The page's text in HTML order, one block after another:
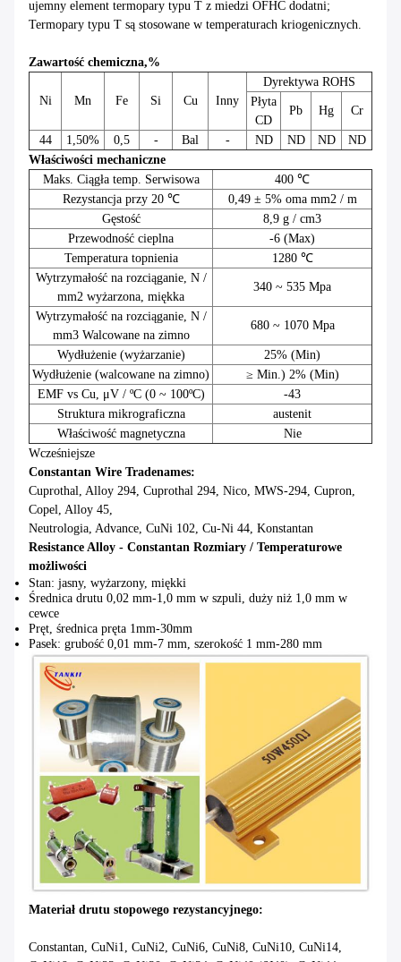
ujemny element termopary typu T z miedzi OFHC dodatni;
Termopary typu T są stosowane w temperaturach kriogenicznych.
Zawartość chemiczna,%
Ni Mn Fe Si Cu Inny
Dyrektywa ROHS
Płyta
CD
Pb Hg Cr
44 1,50% 0,5 - Bal - ND ND ND
ND
Właściwości mechaniczne
Maks. Ciągła temp. Serwisowa
400 ℃
Rezystancja przy 20 ℃
0,49 ± 5% oma mm2 / m
Gęstość
8,9 g / cm3
Przewodność cieplna
-6 (Max)
Temperatura topnienia
1280 ℃
Wytrzymałość na rozciąganie, N /
mm2 wyżarzona, miękka
340 ~ 535 Mpa
Wytrzymałość na rozciąganie, N /
mm3 Walcowane na zimno
680 ~ 1070 Mpa
Wydłużenie (wyżarzanie)
25% (Min)
Wydłużenie (walcowane na zimno)
≥ Min.) 2% (Min)
EMF vs Cu, μV / ºC (0 ~ 100ºC)
-43
Struktura mikrograficzna
austenit
Właściwość magnetyczna
Nie
Wcześniejsze
Constantan Wire Tradenames:
Cuprothal, Alloy 294, Cuprothal 294, Nico, MWS-294, Cupron,
Copel, Alloy 45,
Neutrologia, Advance, CuNi 102, Cu-Ni 44, Konstantan
Resistance Alloy - Constantan Rozmiary / Temperaturowe
możliwości
Stan: jasny, wyżarzony, miękki
Średnica drutu 0,02 mm-1,0 mm w szpuli, duży niż 1,0 mm w
cewce
Pręt, średnica pręta 1mm-30mm
Pasek: grubość 0,01 mm-7 mm, szerokość 1 mm-280 mm
Materiał drutu stopowego rezystancyjnego:
Constantan, CuNi1, CuNi2, CuNi6, CuNi8, CuNi10, CuNi14,